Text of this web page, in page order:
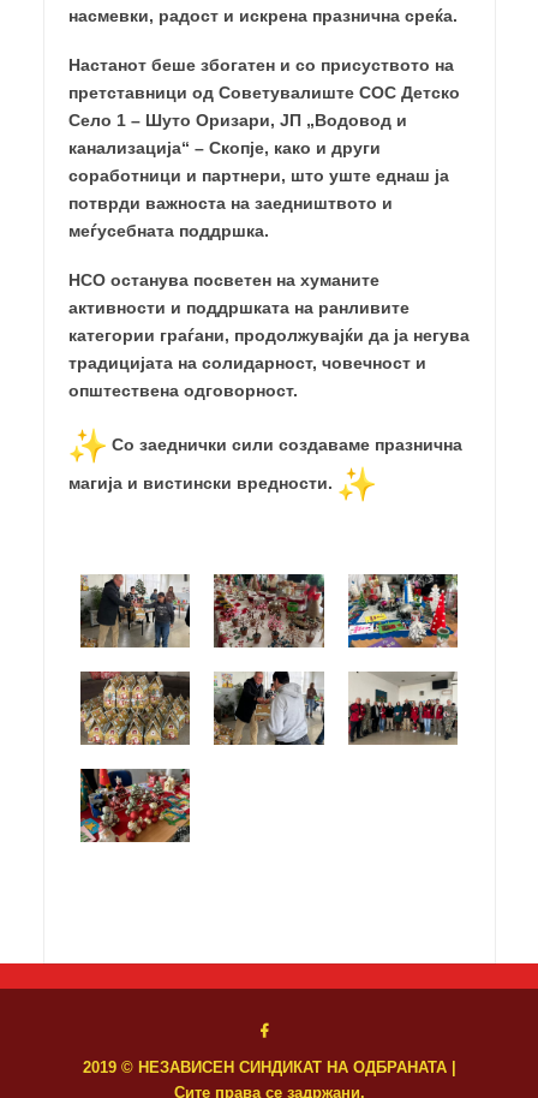
насмевки, радост и искрена празнична среќа.
Настанот беше збогатен и со присуството на
претставници од Советувалиште СОС Детско
Село 1 – Шуто Оризари, ЈП „Водовод и
канализација“ – Скопје, како и други
соработници и партнери, што уште еднаш ја
потврди важноста на заедништвото и
меѓусебната поддршка.
НСО останува посветен на хуманите
активности и поддршката на ранливите
категории граѓани, продолжувајќи да ја негува
традицијата на солидарност, човечност и
општествена одговорност.
Со заеднички сили создаваме празнична
магија и вистински вредности.
2019 © НЕЗАВИСЕН СИНДИКАТ НА ОДБРАНАТА |
Сите права се задржани.